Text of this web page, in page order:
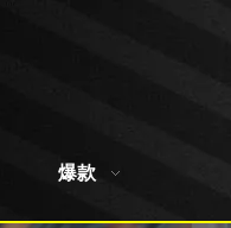
爆款